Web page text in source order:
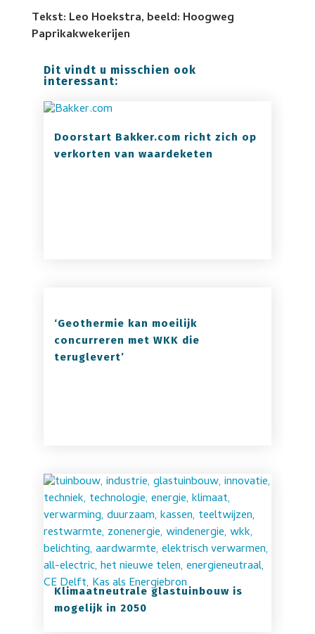
Tekst: Leo Hoekstra, beeld: Hoogweg
Paprikakwekerijen
Dit vindt u misschien ook
interessant:
Doorstart Bakker.com richt zich op
verkorten van waardeketen
‘Geothermie kan moeilijk
concurreren met WKK die
teruglevert’
Klimaatneutrale glastuinbouw is
mogelijk in 2050